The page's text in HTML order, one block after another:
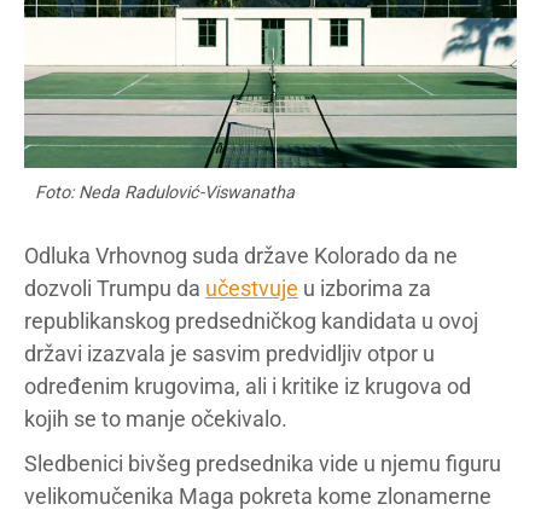
Foto: Neda Radulović-Viswanatha
Odluka Vrhovnog suda države Kolorado da ne
dozvoli Trumpu da učestvuje u izborima za
republikanskog predsedničkog kandidata u ovoj
državi izazvala je sasvim predvidljiv otpor u
određenim krugovima, ali i kritike iz krugova od
kojih se to manje očekivalo.
Sledbenici bivšeg predsednika vide u njemu figuru
velikomučenika Maga pokreta kome zlonamerne